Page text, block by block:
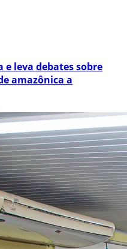
e leva debates sobre
amazônica a